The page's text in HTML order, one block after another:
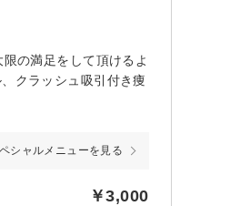
の満足をして頂けるよ
クラッシュ吸引付き痩
シャルメニューを見る
￥3,000